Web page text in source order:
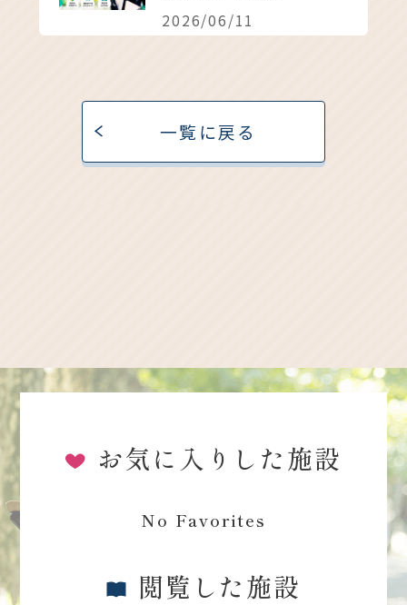
2026/06/11
一覧に戻る
お気に入りした施設
No Favorites
閲覧した施設